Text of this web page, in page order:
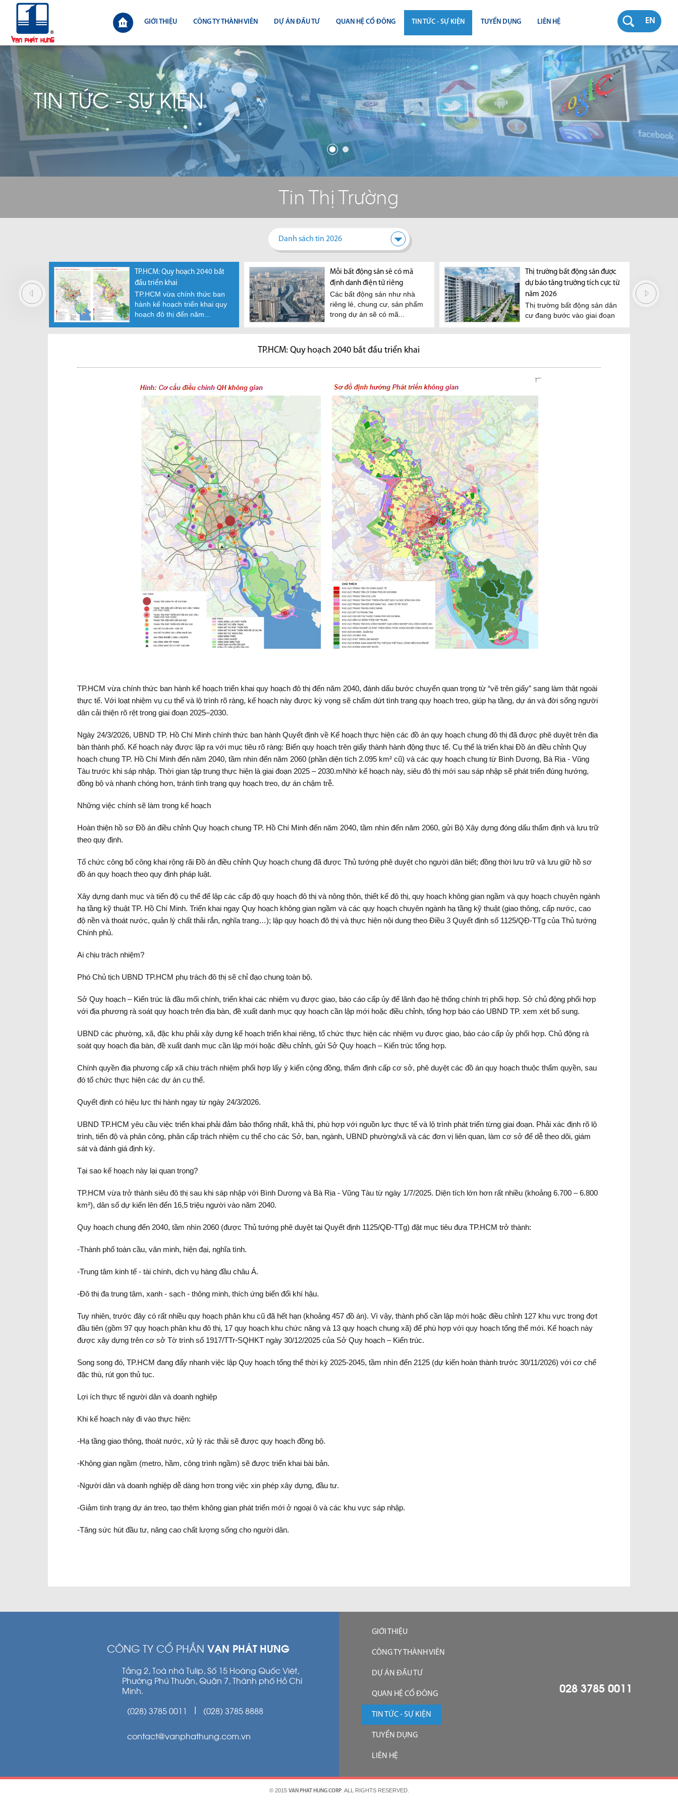
EN
GIỚI THIỆU CÔNG TY THÀNH VIÊN DỰ ÁN ĐẦU TƯ QUAN HỆ CỔ ĐÔNG
CÔNG BỐ THÔNG TIN
ĐẠI HỘI ĐỒNG CỔ ĐÔNG
BÁO CÁO THƯỜNG NIÊN
BÁO CÁO TÀI CHÍNH
BÁO CÁO QUẢN TRỊ CÔNG TY
TIN TỨC - SỰ KIỆN
TIN THỊ TRƯỜNG
TIN DỰ ÁN
TIN CÔNG TY
TUYỂN DỤNG LIÊN HỆ
TIN TỨC - SỰ KIỆN
Tin Thị Trường
Danh sách tin 2026
TP.HCM: Quy hoạch 2040 bắt
đầu triển khai
TP.HCM vừa chính thức ban
hành kế hoạch triển khai quy
hoạch đô thị đến năm...
Mỗi bất động sản sẽ có mã
định danh điện tử riêng
Các bất động sản như nhà
riêng lẻ, chung cư, sản phẩm
trong dự án sẽ có mã...
Thị trường bất động sản được
dự báo tăng trưởng tích cực từ
năm 2026
Thị trường bất động sản dân
cư đang bước vào giai đoạn
TP.HCM: Quy hoạch 2040 bắt đầu triển khai
TP.HCM vừa chính thức ban hành kế hoạch triển khai quy hoạch đô thị đến năm 2040, đánh dấu bước chuyển quan trọng từ “vẽ trên giấy” sang làm thật ngoài
thực tế. Với loạt nhiệm vụ cụ thể và lộ trình rõ ràng, kế hoạch này được kỳ vọng sẽ chấm dứt tình trạng quy hoạch treo, giúp hạ tầng, dự án và đời sống người
dân cải thiện rõ rệt trong giai đoạn 2025–2030.
Ngày 24/3/2026, UBND TP. Hồ Chí Minh chính thức ban hành Quyết định về Kế hoạch thực hiện các đồ án quy hoạch chung đô thị đã được phê duyệt trên địa
bàn thành phố. Kế hoạch này được lập ra với mục tiêu rõ ràng: Biến quy hoạch trên giấy thành hành động thực tế. Cụ thể là triển khai Đồ án điều chỉnh Quy
hoạch chung TP. Hồ Chí Minh đến năm 2040, tầm nhìn đến năm 2060 (phần diện tích 2.095 km² cũ) và các quy hoạch chung từ Bình Dương, Bà Rịa - Vũng
Tàu trước khi sáp nhập. Thời gian tập trung thực hiện là giai đoạn 2025 – 2030.mNhờ kế hoạch này, siêu đô thị mới sau sáp nhập sẽ phát triển đúng hướng,
đồng bộ và nhanh chóng hơn, tránh tình trạng quy hoạch treo, dự án chậm trễ.
Những việc chính sẽ làm trong kế hoạch
Hoàn thiện hồ sơ Đồ án điều chỉnh Quy hoạch chung TP. Hồ Chí Minh đến năm 2040, tầm nhìn đến năm 2060, gửi Bộ Xây dựng đóng dấu thẩm định và lưu trữ
theo quy định.
Tổ chức công bố công khai rộng rãi Đồ án điều chỉnh Quy hoạch chung đã được Thủ tướng phê duyệt cho người dân biết; đồng thời lưu trữ và lưu giữ hồ sơ
đồ án quy hoạch theo quy định pháp luật.
Xây dựng danh mục và tiến độ cụ thể để lập các cấp độ quy hoạch đô thị và nông thôn, thiết kế đô thị, quy hoạch không gian ngầm và quy hoạch chuyên ngành
hạ tầng kỹ thuật TP. Hồ Chí Minh. Triển khai ngay Quy hoạch không gian ngầm và các quy hoạch chuyên ngành hạ tầng kỹ thuật (giao thông, cấp nước, cao
độ nền và thoát nước, quản lý chất thải rắn, nghĩa trang…); lập quy hoạch đô thị và thực hiện nội dung theo Điều 3 Quyết định số 1125/QĐ-TTg của Thủ tướng
Chính phủ.
Ai chịu trách nhiệm?
Phó Chủ tịch UBND TP.HCM phụ trách đô thị sẽ chỉ đạo chung toàn bộ.
Sở Quy hoạch – Kiến trúc là đầu mối chính, triển khai các nhiệm vụ được giao, báo cáo cấp ủy để lãnh đạo hệ thống chính trị phối hợp. Sở chủ động phối hợp
với địa phương rà soát quy hoạch trên địa bàn, đề xuất danh mục quy hoạch cần lập mới hoặc điều chỉnh, tổng hợp báo cáo UBND TP. xem xét bổ sung.
UBND các phường, xã, đặc khu phải xây dựng kế hoạch triển khai riêng, tổ chức thực hiện các nhiệm vụ được giao, báo cáo cấp ủy phối hợp. Chủ động rà
soát quy hoạch địa bàn, đề xuất danh mục cần lập mới hoặc điều chỉnh, gửi Sở Quy hoạch – Kiến trúc tổng hợp.
Chính quyền địa phương cấp xã chịu trách nhiệm phối hợp lấy ý kiến cộng đồng, thẩm định cấp cơ sở, phê duyệt các đồ án quy hoạch thuộc thẩm quyền, sau
đó tổ chức thực hiện các dự án cụ thể.
Quyết định có hiệu lực thi hành ngay từ ngày 24/3/2026.
UBND TP.HCM yêu cầu việc triển khai phải đảm bảo thống nhất, khả thi, phù hợp với nguồn lực thực tế và lộ trình phát triển từng giai đoạn. Phải xác định rõ lộ
trình, tiến độ và phân công, phân cấp trách nhiệm cụ thể cho các Sở, ban, ngành, UBND phường/xã và các đơn vị liên quan, làm cơ sở để dễ theo dõi, giám
sát và đánh giá định kỳ.
Tại sao kế hoạch này lại quan trọng?
TP.HCM vừa trở thành siêu đô thị sau khi sáp nhập với Bình Dương và Bà Rịa - Vũng Tàu từ ngày 1/7/2025. Diện tích lớn hơn rất nhiều (khoảng 6.700 – 6.800
km²), dân số dự kiến lên đến 16,5 triệu người vào năm 2040.
Quy hoạch chung đến 2040, tầm nhìn 2060 (được Thủ tướng phê duyệt tại Quyết định 1125/QĐ-TTg) đặt mục tiêu đưa TP.HCM trở thành:
-Thành phố toàn cầu, văn minh, hiện đại, nghĩa tình.
-Trung tâm kinh tế - tài chính, dịch vụ hàng đầu châu Á.
-Đô thị đa trung tâm, xanh - sạch - thông minh, thích ứng biến đổi khí hậu.
Tuy nhiên, trước đây có rất nhiều quy hoạch phân khu cũ đã hết hạn (khoảng 457 đồ án). Vì vậy, thành phố cần lập mới hoặc điều chỉnh 127 khu vực trong đợt
đầu tiên (gồm 97 quy hoạch phân khu đô thị, 17 quy hoạch khu chức năng và 13 quy hoạch chung xã) để phù hợp với quy hoạch tổng thể mới. Kế hoạch này
được xây dựng trên cơ sở Tờ trình số 1917/TTr-SQHKT ngày 30/12/2025 của Sở Quy hoạch – Kiến trúc.
Song song đó, TP.HCM đang đẩy nhanh việc lập Quy hoạch tổng thể thời kỳ 2025-2045, tầm nhìn đến 2125 (dự kiến hoàn thành trước 30/11/2026) với cơ chế
đặc thù, rút gọn thủ tục.
Lợi ích thực tế người dân và doanh nghiệp
Khi kế hoạch này đi vào thực hiện:
-Hạ tầng giao thông, thoát nước, xử lý rác thải sẽ được quy hoạch đồng bộ.
-Không gian ngầm (metro, hầm, công trình ngầm) sẽ được triển khai bài bản.
-Người dân và doanh nghiệp dễ dàng hơn trong việc xin phép xây dựng, đầu tư.
-Giảm tình trạng dự án treo, tạo thêm không gian phát triển mới ở ngoại ô và các khu vực sáp nhập.
-Tăng sức hút đầu tư, nâng cao chất lượng sống cho người dân.
CÔNG TY CỔ PHẦN VẠN PHÁT HƯNG
Tầng 2, Toà nhà Tulip, Số 15 Hoàng Quốc Việt,
Phường Phú Thuận, Quận 7, Thành phố Hồ Chí
Minh.
(028) 3785 0011
(028) 3785 8888
contact@vanphathung.com.vn
GIỚI THIỆU
CÔNG TY THÀNH VIÊN
DỰ ÁN ĐẦU TƯ
QUAN HỆ CỔ ĐÔNG
TIN TỨC - SỰ KIỆN
TUYỂN DỤNG
LIÊN HỆ
028 3785 0011
© 2015 VAN PHAT HUNG CORP. ALL RIGHTS RESERVED.